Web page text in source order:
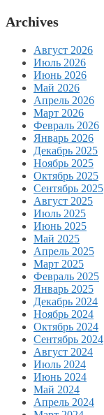
Archives
Август 2026
Июль 2026
Июнь 2026
Май 2026
Апрель 2026
Март 2026
Февраль 2026
Январь 2026
Декабрь 2025
Ноябрь 2025
Октябрь 2025
Сентябрь 2025
Август 2025
Июль 2025
Июнь 2025
Май 2025
Апрель 2025
Март 2025
Февраль 2025
Январь 2025
Декабрь 2024
Ноябрь 2024
Октябрь 2024
Сентябрь 2024
Август 2024
Июль 2024
Июнь 2024
Май 2024
Апрель 2024